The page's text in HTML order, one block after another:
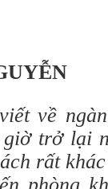
về
trở lại
rất